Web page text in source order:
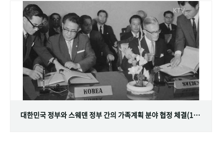
대한민국 정부와 스웨덴 정부 간의 가족계획 분야 협정 체결(1968.07.12)